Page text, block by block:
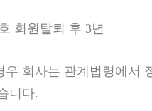
회원탈퇴 후 3년
회사는 관계법령에서
니다.